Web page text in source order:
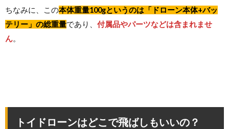
ちなみに、この本体重量100gというのは「ドローン本体+バッ
テリー」の総重量であり、 付属品やパーツなどは含まれませ
ん。
トイドローンはどこで飛ばしもいいの？